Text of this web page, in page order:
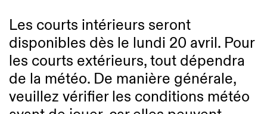
Les courts intérieurs seront
disponibles dès le lundi 20 avril. Pour
les courts extérieurs, tout dépendra
de la météo. De manière générale,
veuillez vérifier les conditions météo